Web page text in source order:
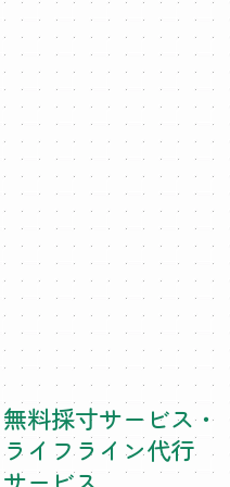
無料採寸サービス・
ライフライン代行